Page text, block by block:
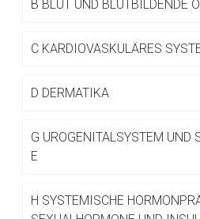
B BLUT UND BLUTBILDENDE
C KARDIOVASKULÄRES
D DERMATIKA
G UROGENITALSYSTEM UND
E
H SYSTEMISCHE